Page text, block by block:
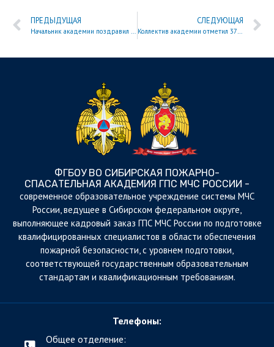
ПРЕДЫДУЩАЯ
Начальник академии поздравил пожарных Железногорска с профессиональным праздником
СЛЕДУЮЩАЯ
Коллектив академии отметил 376-летие пожарной охраны России
ФГБОУ ВО СИБИРСКАЯ ПОЖАРНО-
СПАСАТЕЛЬНАЯ АКАДЕМИЯ ГПС МЧС РОССИИ -
cовременное образовательное учреждение системы МЧС
России, ведущее в Сибирском федеральном округе,
выполняющее кадровый заказ ГПС МЧС России по подготовке
квалифицированных специалистов в области обеспечения
пожарной безопасности, с уровнем подготовки,
соответствующей государственным образовательным
стандартам и квалификационным требованиям.
Телефоны:
Общее отделение: